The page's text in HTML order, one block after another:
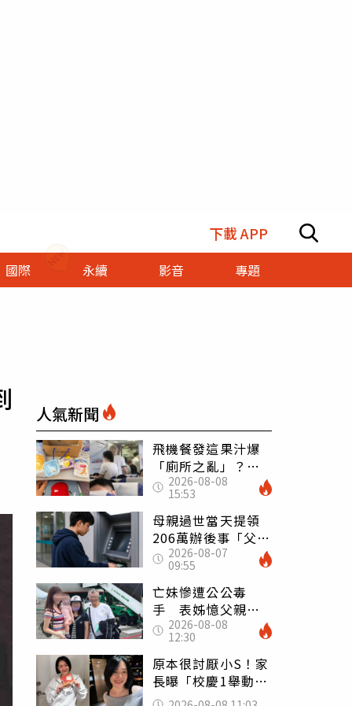
下載 APP
國際 永續 影音 專題
人氣新聞
飛機餐發這果汁爆
「廁所之亂」？乘
客崩潰：差點丟大
臉 醫揭3類人別亂
喝
2026-08-08
15:53
母親過世當天提領
206萬辦後事「父子
遭判刑」 律師：
搶錢先下手是罪
2026-08-07
09:55
亡妹慘遭公公毒
手 表姊憶父親節
前夕：小舅舅仍到
殯儀館陪她說話
2026-08-08
12:30
原本很討厭小S！家
長曝「校慶1舉動」
讓她徹底改觀 網